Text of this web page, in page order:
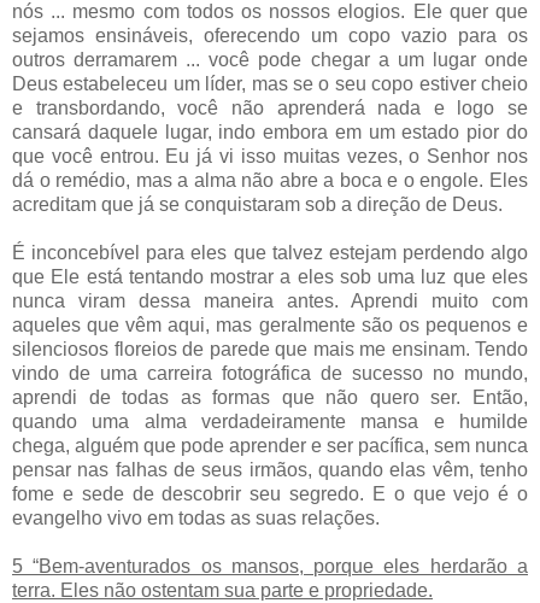
nós ... mesmo com todos os nossos elogios. Ele quer que
sejamos ensináveis, oferecendo um copo vazio para os
outros derramarem ... você pode chegar a um lugar onde
Deus estabeleceu um líder, mas se o seu copo estiver cheio
e transbordando, você não aprenderá nada e logo se
cansará daquele lugar, indo embora em um estado pior do
que você entrou. Eu já vi isso muitas vezes, o Senhor nos
dá o remédio, mas a alma não abre a boca e o engole. Eles
acreditam que já se conquistaram sob a direção de Deus.
É inconcebível para eles que talvez estejam perdendo algo
que Ele está tentando mostrar a eles sob uma luz que eles
nunca viram dessa maneira antes. Aprendi muito com
aqueles que vêm aqui, mas geralmente são os pequenos e
silenciosos floreios de parede que mais me ensinam. Tendo
vindo de uma carreira fotográfica de sucesso no mundo,
aprendi de todas as formas que não quero ser. Então,
quando uma alma verdadeiramente mansa e humilde
chega, alguém que pode aprender e ser pacífica, sem nunca
pensar nas falhas de seus irmãos, quando elas vêm, tenho
fome e sede de descobrir seu segredo. E o que vejo é o
evangelho vivo em todas as suas relações.
5 “Bem-aventurados os mansos, porque eles herdarão a
terra. Eles não ostentam sua parte e propriedade.